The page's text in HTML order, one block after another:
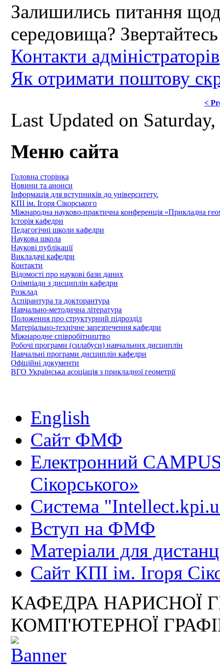
Залишились питання
середовища?
Контакти адміністраторів
Як отримати поштову
<
Last Updated on
Меню сайта
Головна сторінка
Новини та анонси
Інформація для вступників до університету.
КПІ ім. Ігоря Сікорського
Міжнародна науково-практична конференція «Прикладна
Історія кафедри
Педагогічні школи кафедри
Наукова школа
Наукові публікації
Викладачі кафедри
Контакти
Відомості про наукові бази даних
Олімпіади з дисциплін кафедри
Розклад
Аспірантура та докторантура
Навчально-методична література
Положення про структурний підрозділ
Матеріально-технічне запезпечення кафедри
Міжнародне співробітництво
Робочі програми (силабуси) навчальних дисциплін
Навчальні програми дисциплін кафедри
Офіційні документи
ВГО Українська асоціація з прикладної геометрії
English
Сайт ФМФ
Електронний
Сікорського»
Система
Вступ на ФМФ
Матеріали для
Сайт КПІ ім. Ігоря
КАФЕДРА НАРИСНОЇ
КОМП'ЮТЕРНОЇ